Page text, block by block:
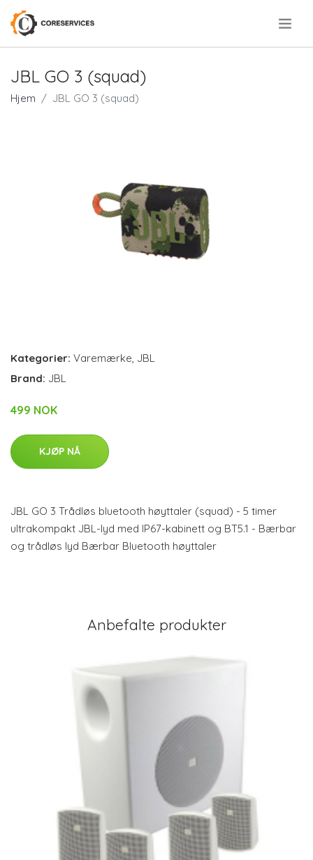
JBL GO 3 (squad)
Hjem JBL GO 3 (squad)
Kategorier: Varemærke JBL
Brand: JBL
499 NOK
KJØP NÅ
JBL GO 3 Trådløs bluetooth høyttaler (squad) - 5 timer
ultrakompakt JBL-lyd med IP67-kabinett og BT5.1 - Bærbar
og trådløs lyd Bærbar Bluetooth høyttaler
Anbefalte produkter